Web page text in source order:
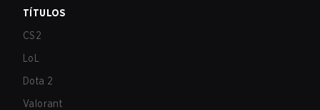
TÍTULOS
CS2
LoL
Dota 2
Valorant